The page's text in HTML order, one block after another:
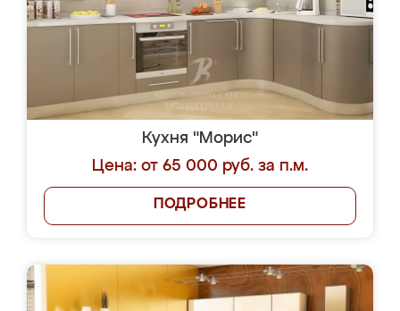
Кухня "Морис"
Цена: от 65 000 руб. за п.м.
ПОДРОБНЕЕ